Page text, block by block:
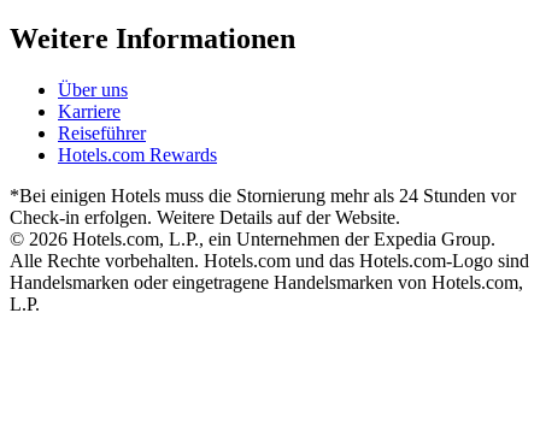
Weitere Informationen
Über uns
Karriere
Reiseführer
Hotels.com Rewards
*Bei einigen Hotels muss die Stornierung mehr als 24 Stunden vor
Check-in erfolgen. Weitere Details auf der Website.
© 2026 Hotels.com, L.P., ein Unternehmen der Expedia Group.
Alle Rechte vorbehalten. Hotels.com und das Hotels.com-Logo sind
Handelsmarken oder eingetragene Handelsmarken von Hotels.com,
L.P.